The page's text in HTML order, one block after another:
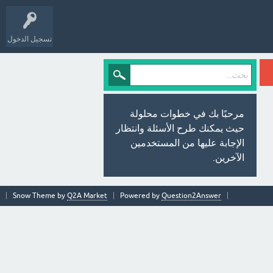
تسجيل الدخول
مرحبًا بك في خطوات محلولة
حيث يمكنك طرح الأسئلة وانتظار
الإجابة عليها من المستخدمين
الآخرين.
Snow Theme by Q2A Market Powered by Question2Answer